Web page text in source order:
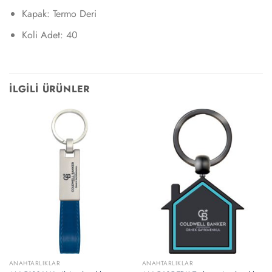
Kapak: Termo Deri
Koli Adet: 40
İLGILI ÜRÜNLER
ANAHTARLIKLAR ANAHTARLIKLAR